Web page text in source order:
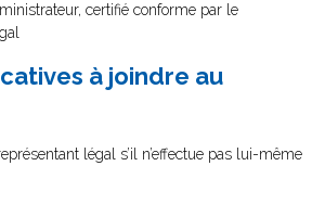
certifié conforme par le
à joindre au
légal s’il n’effectue pas lui-même